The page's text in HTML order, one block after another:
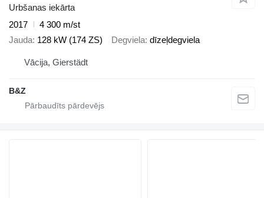
Urbšanas iekārta
2017
4 300 m/st
Jauda 128 kW (174 ZS) Degviela dīzeļdegviela
Vācija, Gierstädt
B&Z